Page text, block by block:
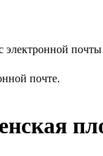
электронной почты
почте.